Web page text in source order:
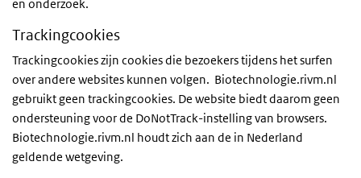
en onderzoek.
Trackingcookies
Trackingcookies zijn cookies die bezoekers tijdens het surfen
over andere websites kunnen volgen. Biotechnologie.rivm.nl
gebruikt geen trackingcookies. De website biedt daarom geen
ondersteuning voor de DoNotTrack-instelling van browsers.
Biotechnologie.rivm.nl houdt zich aan de in Nederland
geldende wetgeving.